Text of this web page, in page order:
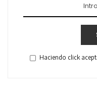
Haciendo click